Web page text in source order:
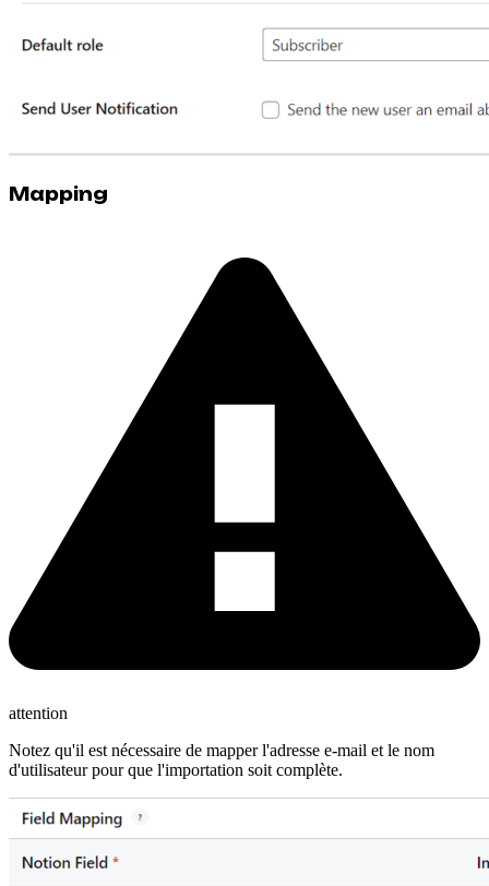
Mapping
attention
Notez qu'il est nécessaire de mapper l'adresse e-mail et le nom
d'utilisateur pour que l'importation soit complète.